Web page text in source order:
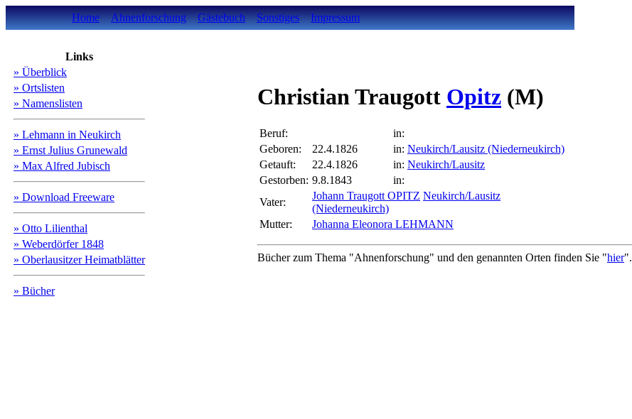
Home Ahnenforschung Gästebuch Sonstiges Impressum
Links
» Überblick
» Ortslisten
» Namenslisten
» Lehmann in Neukirch
» Ernst Julius Grunewald
» Max Alfred Jubisch
» Download Freeware
» Otto Lilienthal
» Weberdörfer 1848
» Oberlausitzer Heimatblätter
» Bücher
Christian Traugott Opitz (M)
Beruf:
in:
Geboren:
22.4.1826 in: Neukirch/Lausitz (Niederneukirch)
Getauft:
22.4.1826 in: Neukirch/Lausitz
Gestorben: 9.8.1843
in:
Vater:
Johann Traugott OPITZ Neukirch/Lausitz
(Niederneukirch)
Mutter:
Johanna Eleonora LEHMANN
Bücher zum Thema "Ahnenforschung" und den genannten Orten finden Sie "hier".